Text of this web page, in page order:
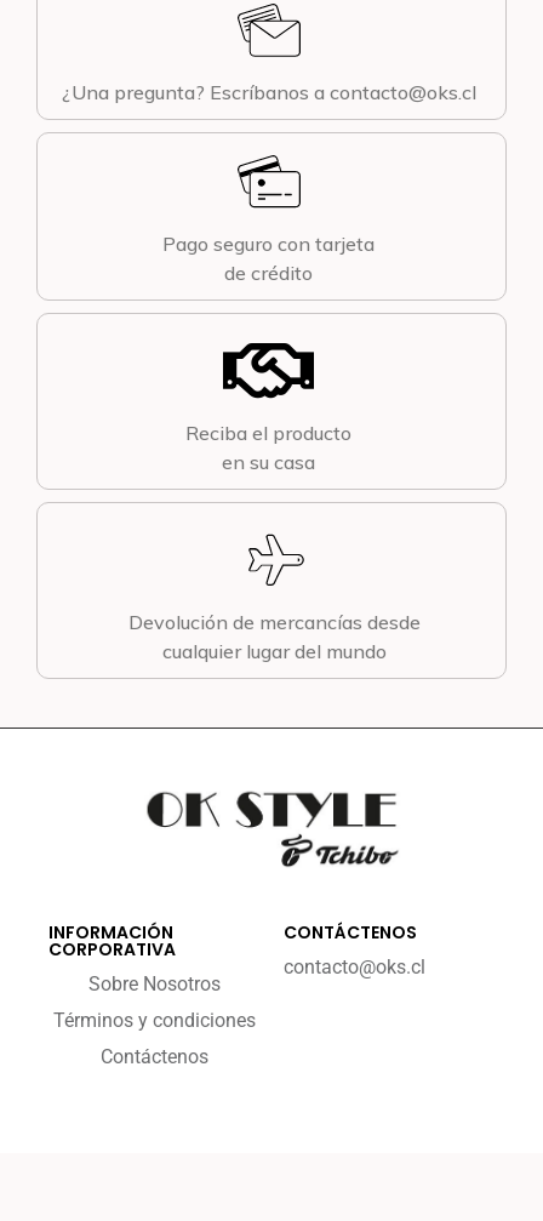
¿Una pregunta? Escríbanos a contacto@oks.cl
Pago seguro con tarjeta
de crédito
Reciba el producto
en su casa
Devolución de mercancías desde
cualquier lugar del mundo
INFORMACIÓN
CORPORATIVA
Sobre Nosotros
Términos y condiciones
Contáctenos
CONTÁCTENOS
contacto@oks.cl